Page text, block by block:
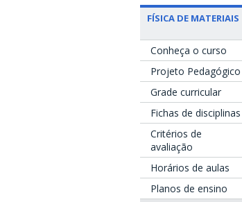
FÍSICA DE MATERIAIS
Conheça o curso
Projeto Pedagógico
Grade curricular
Fichas de disciplinas
Critérios de
avaliação
Horários de aulas
Planos de ensino